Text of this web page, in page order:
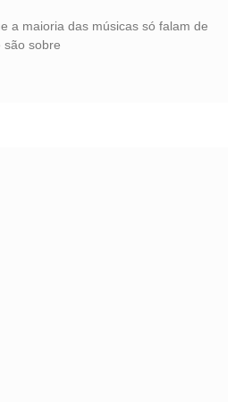
a maioria das músicas só falam de
são sobre